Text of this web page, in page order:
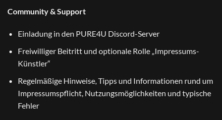
Community & Support
Einladung in den PURE4U Discord-Server
Freiwilliger Beitritt und optionale Rolle „Impressums-
Künstler“
Regelmäßige Hinweise, Tipps und Informationen rund um
Impressumspflicht, Nutzungsmöglichkeiten und typische
Fehler